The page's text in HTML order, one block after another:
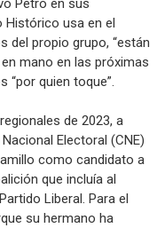
Petro en sus
usa en el
del propio grupo, “están
mano en las próximas
“por quien toque”.
de 2023, a
Electoral (CNE)
como candidato a
que incluía al
Liberal. Para el
su hermano ha